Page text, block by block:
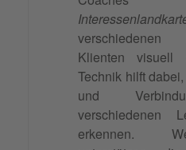
verschiedenen
Klienten visuell
Technik hilft
und
verschiedenen
erkennen.